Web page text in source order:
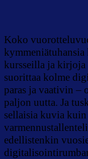
Koko
kursseilla ja kirjoja
suorittaa kolme
paras ja vaativin –
paljon uutta. Ja
sellaisia kuvia
edellistenkin